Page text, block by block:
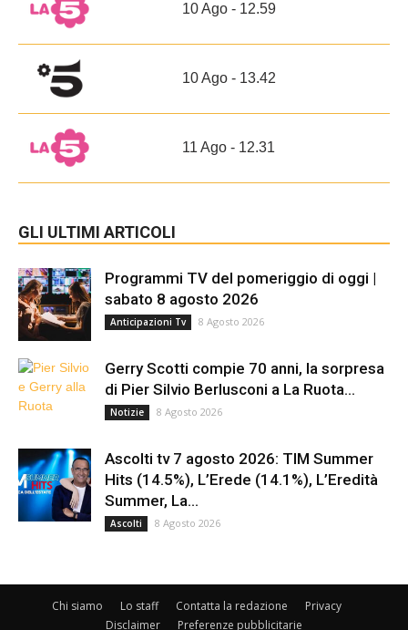
10 Ago - 12.59
10 Ago - 13.42
11 Ago - 12.31
GLI ULTIMI ARTICOLI
Programmi TV del pomeriggio di oggi |
sabato 8 agosto 2026
Anticipazioni Tv 8 Agosto 2026
Gerry Scotti compie 70 anni, la sorpresa
di Pier Silvio Berlusconi a La Ruota...
Notizie 8 Agosto 2026
Ascolti tv 7 agosto 2026: TIM Summer
Hits (14.5%), L’Erede (14.1%), L’Eredità
Summer, La...
Ascolti 8 Agosto 2026
Chi siamo Lo staff Contatta la redazione
Privacy
Disclaimer
Preferenze pubblicitarie